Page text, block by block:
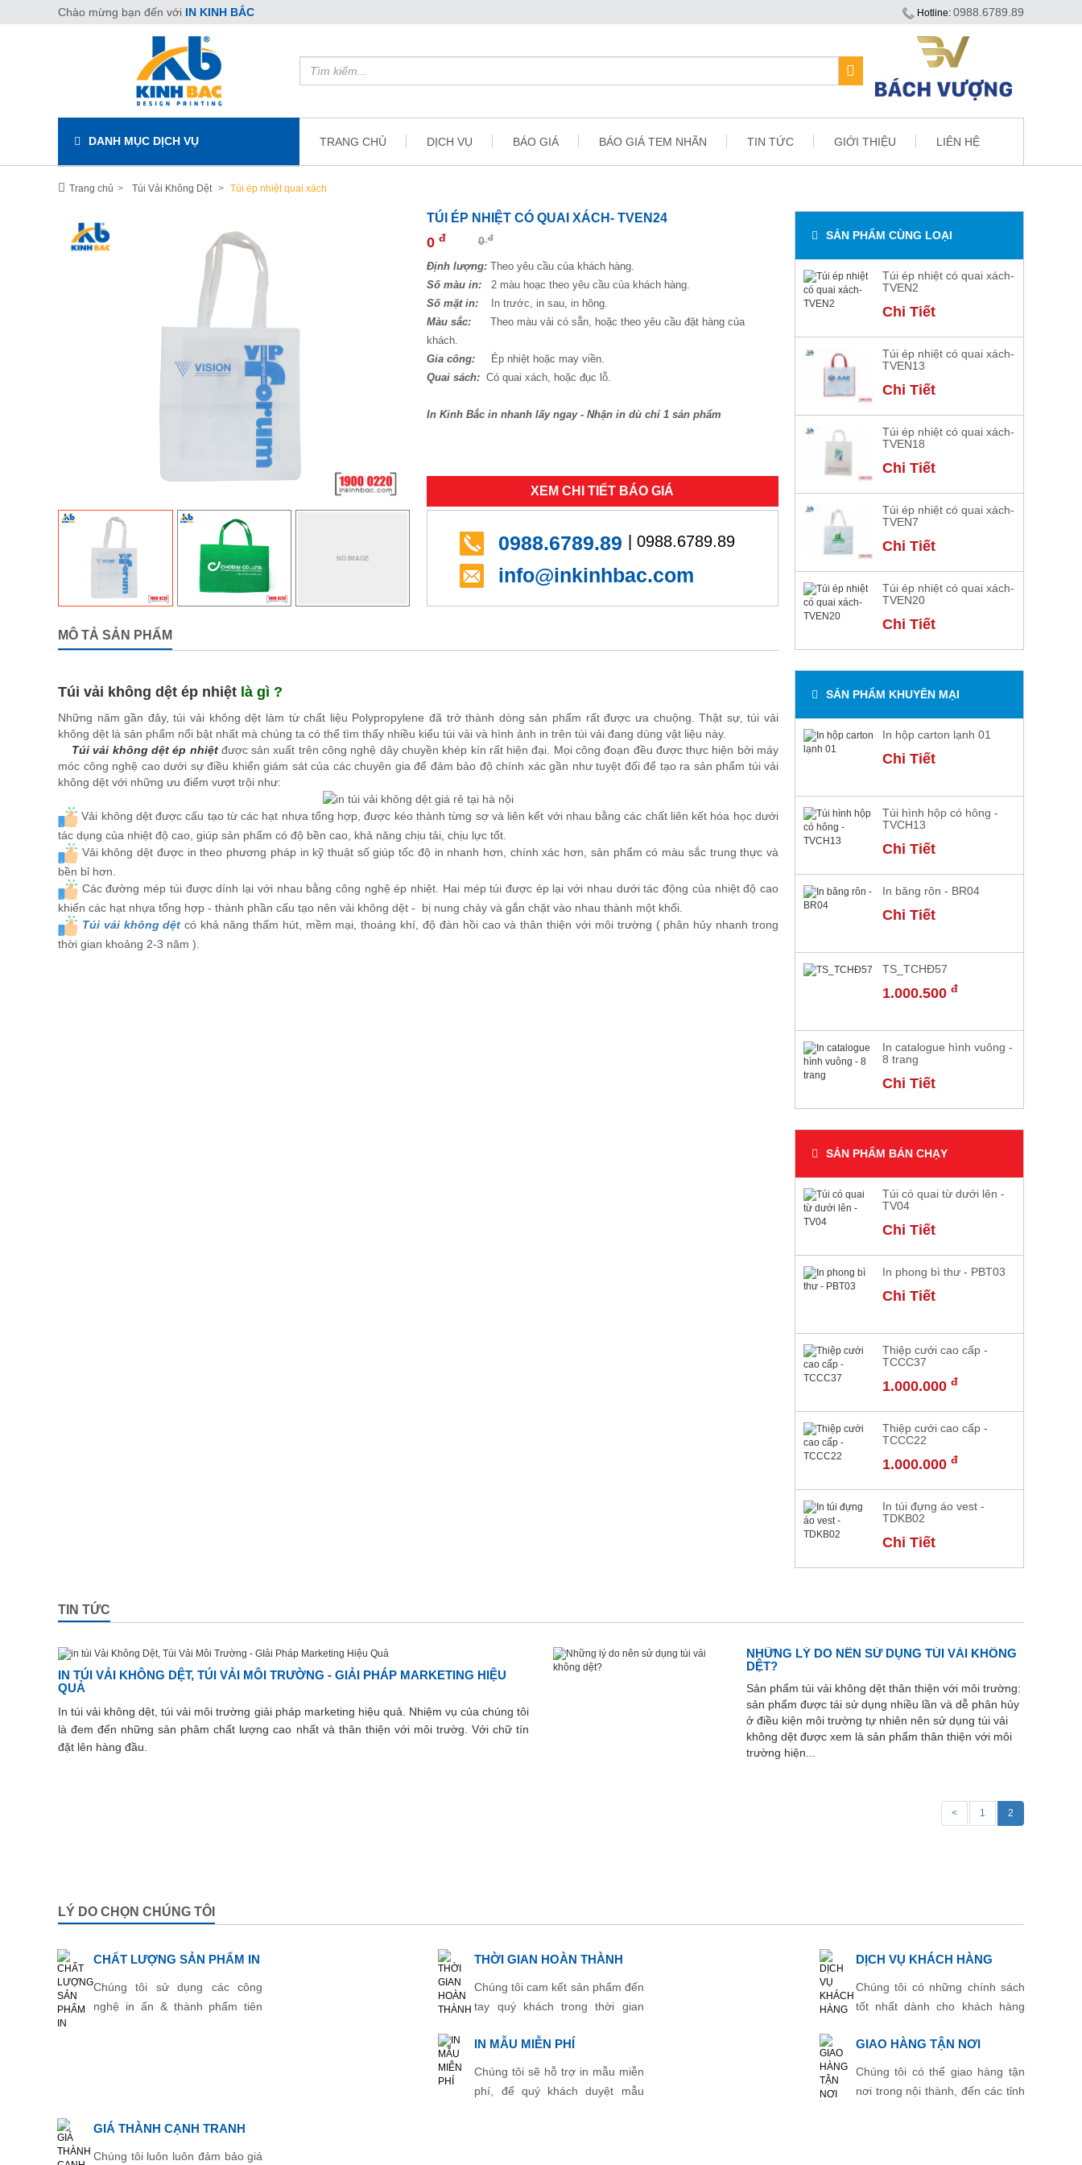
Chào mừng bạn đến với IN KINH BẮC Hotline: 0988.6789.89
DANH MỤC DỊCH VỤ TRANG CHỦ DỊCH VỤ BÁO GIÁ BÁO GIÁ TEM NHÃN TIN TỨC GIỚI THIỆU LIÊN HỆ
Trang chủ Túi Vải Không Dệt Túi ép nhiệt quai xách
TÚI ÉP NHIỆT CÓ QUAI XÁCH- TVEN24
0 đ 0đ
Định lượng:Theo yêu cầu của khách hàng.
Số màu in: 2 màu hoạc theo yêu cầu của khách hàng.
Số mặt in:
In trước, in sau, in hông.
Màu sắc: Theo màu vải có sẵn, hoặc theo yêu cầu đặt hàng của
khách.
Gia công:
Ép nhiệt hoặc may viền.
Quai sách: Có quai xách, hoặc đục lỗ.
In Kinh Bắc in nhanh lấy ngay - Nhận in dù chỉ 1 sản phẩm
XEM CHI TIẾT BÁO GIÁ
0988.6789.89 | 0988.6789.89
info@inkinhbac.com
MÔ TẢ SẢN PHẨM
Túi vải không dệt ép nhiệt là gì ?
Những năm gần đây, túi vải không dệt làm từ chất liệu Polypropylene đã trở thành dòng sản phẩm rất được ưa chuộng. Thật sự, túi vải
không dệt là sản phẩm nổi bật nhất mà chúng ta có thể tìm thấy nhiều kiểu túi vải và hình ảnh in trên túi vải đang dùng vật liệu này.
Túi vải không dệt ép nhiệtđược sản xuất trên công nghệ dây chuyền khép kín rất hiện đại. Mọi công đoạn đều được thực hiện bởi máy
móc công nghệ cao dưới sự điều khiển giám sát của các chuyên gia để đảm bảo độ chính xác gần như tuyệt đối để tạo ra sản phẩm túi vải
không dệt với những ưu điểm vượt trội như:
Vải không dệt được cấu tạo từ các hạt nhựa tổng hợp, được kéo thành từng sợ và liên kết với nhau bằng các chất liên kết hóa học dưới
tác dụng của nhiệt độ cao, giúp sản phẩm có độ bền cao, khả năng chịu tải, chịu lực tốt.
Vải không dệt được in theo phương pháp in kỹ thuật số giúp tốc độ in nhanh hơn, chính xác hơn, sản phẩm có màu sắc trung thực và
bền bỉ hơn.
Các đường mép túi được dính lại với nhau bằng công nghệ ép nhiệt. Hai mép túi được ép lại với nhau dưới tác động của nhiệt độ cao
khiến các hạt nhựa tổng hợp - thành phần cấu tạo nên vải không dệt - bị nung chảy và gắn chặt vào nhau thành một khối.
Túi vải không dệt có khả năng thấm hút, mềm mại, thoáng khí, độ đàn hồi cao và thân thiện với môi trường ( phân hủy nhanh trong
thời gian khoảng 2-3 năm ).
SẢN PHẨM CÙNG LOẠI
Túi ép nhiệt có quai xách-
TVEN2
Chi Tiết
Túi ép nhiệt có quai xách-
TVEN13
Chi Tiết
Túi ép nhiệt có quai xách-
TVEN18
Chi Tiết
Túi ép nhiệt có quai xách-
TVEN7
Chi Tiết
Túi ép nhiệt có quai xách-
TVEN20
Chi Tiết
SẢN PHẨM KHUYÊN MẠI
In hộp carton lạnh 01
Chi Tiết
Túi hình hộp có hông -
TVCH13
Chi Tiết
In băng rôn - BR04
Chi Tiết
TS_TCHĐ57
1.000.500 đ
In catalogue hình vuông -
8 trang
Chi Tiết
SẢN PHẨM BÁN CHẠY
Túi có quai từ dưới lên -
TV04
Chi Tiết
In phong bì thư - PBT03
Chi Tiết
Thiệp cưới cao cấp -
TCCC37
1.000.000 đ
Thiệp cưới cao cấp -
TCCC22
1.000.000 đ
In túi đựng áo vest -
TDKB02
Chi Tiết
TIN TỨC
IN TÚI VẢI KHÔNG DỆT, TÚI VẢI MÔI TRƯỜNG - GIẢI PHÁP MARKETING HIỆU
QUẢ
In túi vải không dệt, túi vải môi trường giải pháp marketing hiệu quả. Nhiệm vụ của chúng tôi
là đem đến những sản phâm chất lượng cao nhất và thân thiện với môi trườg. Với chữ tín
đặt lên hàng đầu.
NHỮNG LÝ DO NÊN SỬ DỤNG TÚI VẢI KHÔNG
DỆT?
Sản phẩm túi vải không dệt thân thiện với môi trường:
sản phẩm được tái sử dụng nhiều lần và dễ phân hủy
ở điều kiện môi trường tự nhiên nên sử dụng túi vải
không dệt được xem là sản phẩm thân thiện với môi
trường hiện...
< 1 2
LÝ DO CHỌN CHÚNG TÔI
CHẤT LƯỢNG SẢN PHẨM IN
Chúng tôi sử dụng các công
nghệ in ấn & thành phẩm tiên
THỜI GIAN HOÀN THÀNH
Chúng tôi cam kết sản phẩm đến
tay quý khách trong thời gian
DỊCH VỤ KHÁCH HÀNG
Chúng tôi có những chính sách
tốt nhất dành cho khách hàng
IN MẪU MIỄN PHÍ
Chúng tôi sẽ hỗ trợ in mẫu miễn
phí, để quý khách duyệt mẫu
GIAO HÀNG TẬN NƠI
Chúng tôi có thể giao hàng tận
nơi trong nội thành, đến các tỉnh
GIÁ THÀNH CẠNH TRANH
Chúng tôi luôn luôn đảm bảo giá